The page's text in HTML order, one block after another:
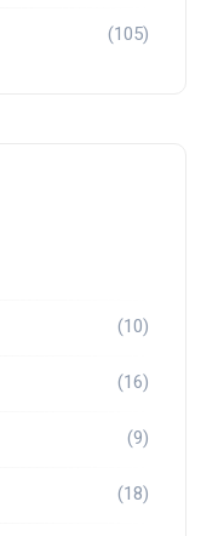
(105)
(10)
(16)
(9)
(18)